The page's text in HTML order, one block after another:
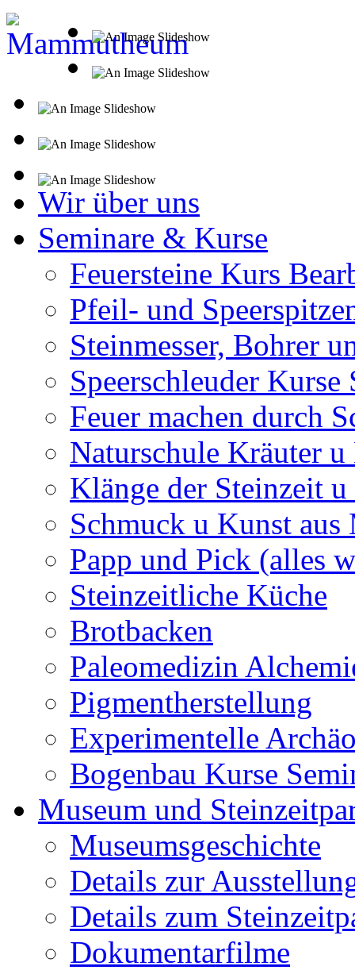
Wir über uns
Seminare & Kurse
Feuersteine Kurs
Pfeil- und
Steinmesser, Bohrer
Speerschleuder Kurse
Feuer machen durch
Naturschule Kräuter
Klänge der Steinzeit u
Schmuck u Kunst
Papp und Pick (alles
Steinzeitliche Küche
Brotbacken
Paleomedizin
Pigmentherstellung
Experimentelle
Bogenbau Kurse
Museum und
Museumsgeschichte
Details zur
Details zum
Dokumentarfilme